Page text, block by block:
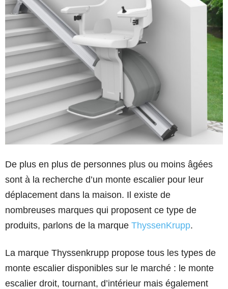
De plus en plus de personnes plus ou moins âgées
sont à la recherche d’un monte escalier pour leur
déplacement dans la maison. Il existe de
nombreuses marques qui proposent ce type de
produits, parlons de la marque ThyssenKrupp.
La marque Thyssenkrupp propose tous les types de
monte escalier disponibles sur le marché : le monte
escalier droit, tournant, d’intérieur mais également